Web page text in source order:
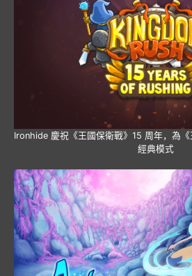
Ironhide 慶祝《王國保衛戰》15 周年，為
經典模式